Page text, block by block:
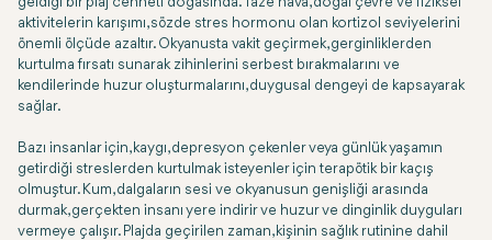
aktivitelerin karışımı, sözde stres hormonu olan kortizol seviyelerini
önemli ölçüde azaltır. Okyanusta vakit geçirmek, gerginliklerden
kurtulma fırsatı sunarak zihinlerini serbest bırakmalarını ve
kendilerinde huzur oluşturmalarını, duygusal dengeyi de kapsayarak
sağlar.
Bazı insanlar için, kaygı, depresyon çekenler veya günlük yaşamın
getirdiği streslerden kurtulmak isteyenler için terapötik bir kaçış
olmuştur. Kum, dalgaların sesi ve okyanusun genişliği arasında
durmak, gerçekten insanı yere indirir ve huzur ve dinginlik duyguları
vermeye çalışır. Plajda geçirilen zaman, kişinin sağlık rutinine dahil